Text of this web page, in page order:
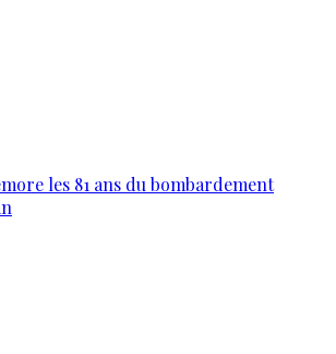
les 81 ans du bombardement